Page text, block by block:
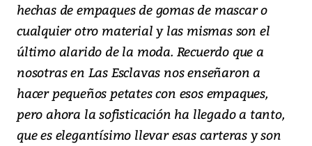
hechas de empaques de gomas de mascar o
cualquier otro material y las mismas son el
último alarido de la moda. Recuerdo que a
nosotras en Las Esclavas nos enseñaron a
hacer pequeños petates con esos empaques,
pero ahora la sofisticación ha llegado a tanto,
que es elegantísimo llevar esas carteras y son